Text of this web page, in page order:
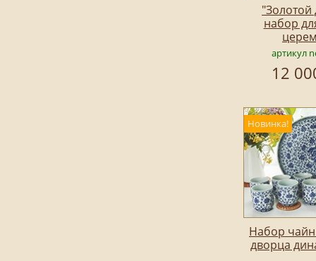
"Золотой
набор
артикул
12
Новинка!
Набор
дворца